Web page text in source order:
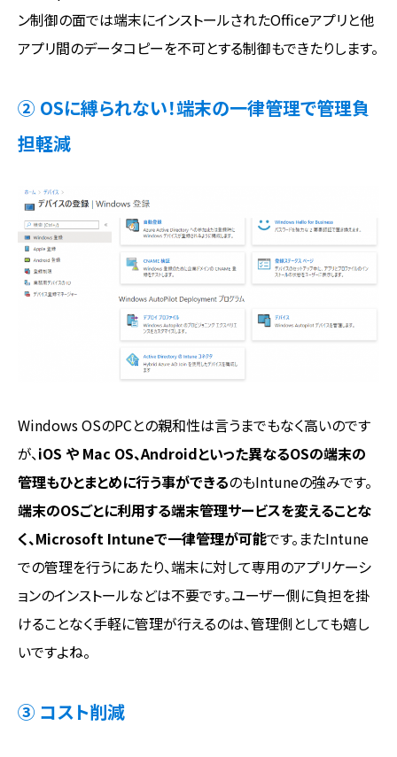
ン制御の面では端末にインストールされたOfficeアプリと他
アプリ間のデータコピーを不可とする制御もできたりします。
② OSに縛られない！端末の一律管理で管理負
担軽減
Windows OSのPCとの親和性は言うまでもなく高いのです
が、iOS や Mac OS、Androidといった異なるOSの端末の
管理もひとまとめに行う事ができるのもIntuneの強みです。
端末のOSごとに利用する端末管理サービスを変えることな
く、Microsoft Intuneで一律管理が可能です。またIntune
での管理を行うにあたり、端末に対して専用のアプリケーシ
ョンのインストールなどは不要です。ユーザー側に負担を掛
けることなく手軽に管理が行えるのは、管理側としても嬉し
いですよね。
③ コスト削減